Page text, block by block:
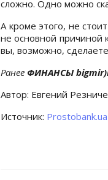
сложно. Одно можно
А кроме этого, не
не основной причиной
вы, возможно,
Ранее ФИНАНСЫ
Автор: Евгений
Источник: Prostobank.ua